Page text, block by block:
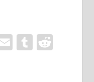
EmailTumblr